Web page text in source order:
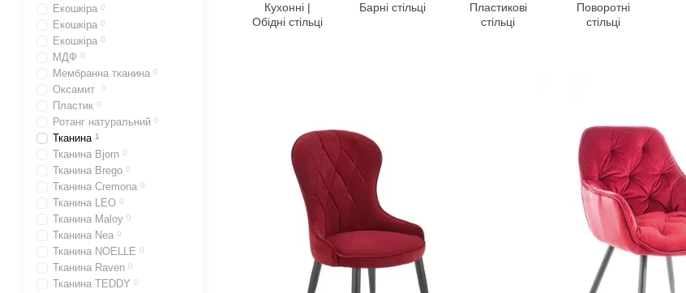
Кухонні |
Обідні стільці
Барні стільці
Пластикові
стільці
Поворотні
стільці
Екошкіра 0
Екошкіра 0
Екошкіра 0
МДФ 0
Мембранна тканина 0
Оксамит 0
Пластик 0
Ротанг натуральний 0
Тканина 1
Тканина Bjorn 0
Тканина Brego 0
Тканина Cremona 0
Тканина LEO 0
Тканина Maloy 0
Тканина Nea 0
Тканина NOELLE 0
Тканина Raven 0
Тканина TEDDY 0